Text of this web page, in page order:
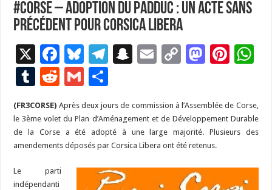
#Corse – Adoption du PADDUC : Un acte sans
précédent pour Corsica Libera
X
F
ac
e
b
o
o
k
Bl
u
es
ky
T
gr
a
m
S
p
c
h
at
E
l
C
y
Li
n
k
M
d
o
n
Pi
es
t
p
T
m
bl
r
R
d
di
t
G
m
ai
l
ar
ta
g
er
(FR3CORSE) Après deux jours de commission à l’Assemblée de Corse,
le 3ème volet du Plan d’Aménagement et de Développement Durable
de la Corse a été adopté à une large majorité. Plusieurs des
amendements déposés par Corsica Libera ont été retenus.
Le parti
indépendanti